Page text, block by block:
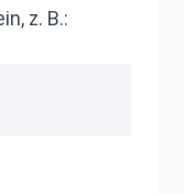
z. B.: